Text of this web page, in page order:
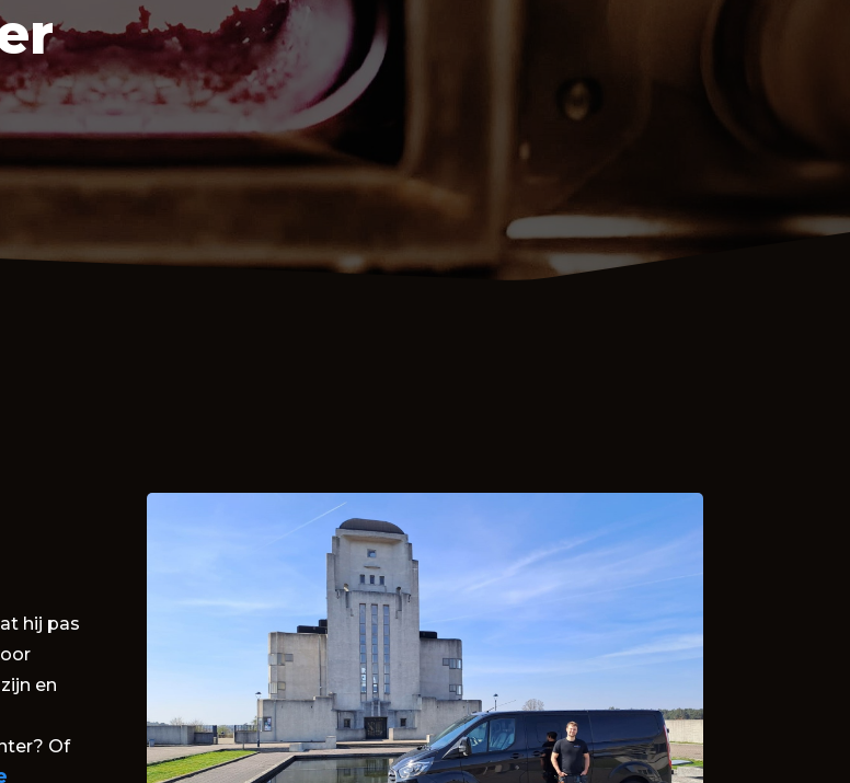
hij pas
en
Of